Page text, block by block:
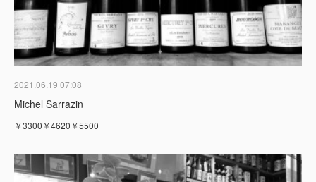
2021.06.19 07:08
Michel Sarrazin
￥3300￥4620￥5500